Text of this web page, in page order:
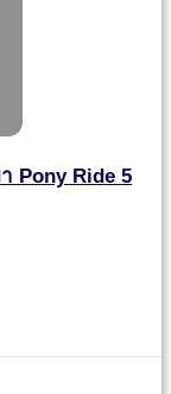
Pony Ride 5